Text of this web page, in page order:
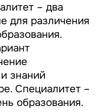
– два
для различения
знаний
Специалитет –
образования.